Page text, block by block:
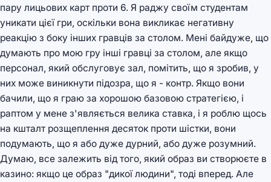
пару лицьових карт проти 6. Я раджу своїм студентам
уникати цієї гри, оскільки вона викликає негативну
реакцію з боку інших гравців за столом. Мені байдуже, що
думають про мою гру інші гравці за столом, але якщо
персонал, який обслуговує зал, помітить, що я зробив, у
них може виникнути підозра, що я - контр. Якщо вони
бачили, що я граю за хорошою базовою стратегією, і
раптом у мене з'являється велика ставка, і я роблю щось
на кшталт розщеплення десяток проти шістки, вони
подумають, що я або дуже дурний, або дуже розумний.
Думаю, все залежить від того, який образ ви створюєте в
казино: якщо це образ "дикої людини", тоді вперед. Але